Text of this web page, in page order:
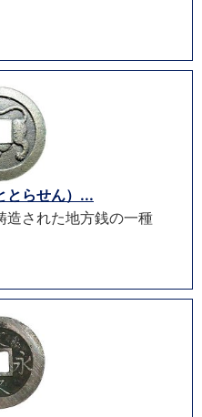
とらせん）...
造された地方銭の一種